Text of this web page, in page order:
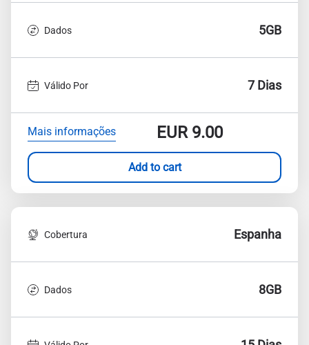
Dados 5GB
Válido Por 7 Dias
Mais informações EUR9.00
Add to cart
Cobertura Espanha
Dados 8GB